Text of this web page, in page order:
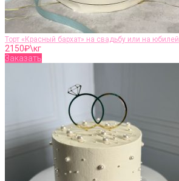
Торт «Красный бархат» на свадьбу или на юбилей
2150₽\кг
Заказать